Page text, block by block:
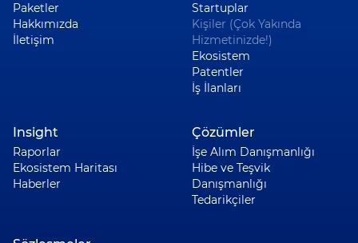
Paketler
Hakkımızda
İletişim
Startuplar
Kişiler (Çok Yakında
Hizmetinizde!)
Ekosistem
Patentler
İş İlanları
Insight
Raporlar
Ekosistem Haritası
Haberler
Çözümler
İşe Alım Danışmanlığı
Hibe ve Teşvik
Danışmanlığı
Tedarikçiler